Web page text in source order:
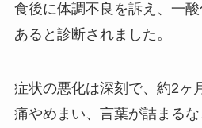
食後に体調不良を訴え、一
あると診断されました。
症状の悪化は深刻で、約2ヶ
痛やめまい、言葉が詰まる